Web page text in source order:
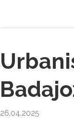
26.04.2025